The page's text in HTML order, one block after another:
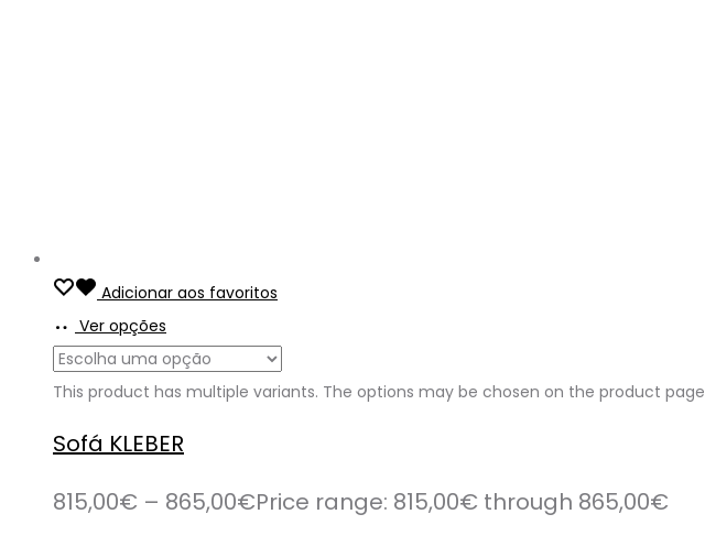
Adicionar aos favoritos
Ver opções
This product has multiple variants. The options may be chosen on the product page
Sofá KLEBER
815,00€ – 865,00€Price range: 815,00€ through 865,00€